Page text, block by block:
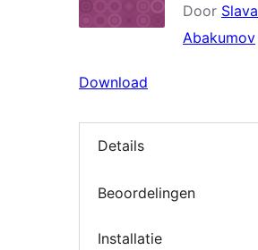
Door Slava
Abakumov
Download
Details
Beoordelingen
Installatie